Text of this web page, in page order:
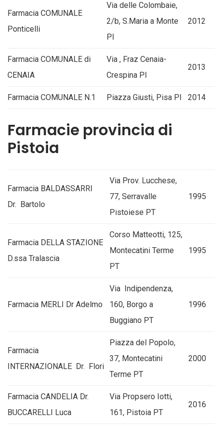
Farmacia COMUNALE
Ponticelli
Via delle Colombaie,
2/b, S.Maria a Monte
PI
2012
Farmacia COMUNALE di
CENAIA
Via , Fraz Cenaia-
Crespina PI
2013
Farmacia COMUNALE N.1 Piazza Giusti, Pisa PI 2014
Farmacie provincia di
Pistoia
Farmacia BALDASSARRI
Dr. Bartolo
Via Prov. Lucchese,
77, Serravalle
Pistoiese PT
1995
Farmacia DELLA STAZIONE
D.ssa Tralascia
Corso Matteotti, 125,
Montecatini Terme
PT
1995
Farmacia MERLI Dr Adelmo
Via Indipendenza,
160, Borgo a
Buggiano PT
1996
Farmacia
INTERNAZIONALE Dr. Flori
Piazza del Popolo,
37, Montecatini
Terme PT
2000
Farmacia CANDELIA Dr.
BUCCARELLI Luca
Via Propsero Iotti,
161, Pistoia PT
2016